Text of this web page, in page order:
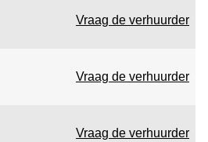
Vraag de verhuurder
Vraag de verhuurder
Vraag de verhuurder